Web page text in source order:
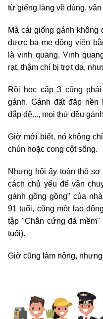
từ giếng làng về dùng, vân
Mà cái giống gánh
được ba mẹ động viên
là vinh quang. Vinh
rạt, thậm chí bị trợt da,
Rồi học cấp 3 cũng
gánh. Gánh đất đắp
đắp đê..., mọi thứ đều
Giờ mới biết, nó không
chùn hoặc cong cột sống.
Nhưng hối ấy toàn thô
cách chủ yếu để vận
gánh gồng gồng" của
91 tuổi, cũng một lao
tập "Chân cứng đá
tuổi).
Giờ cũng làm nông,